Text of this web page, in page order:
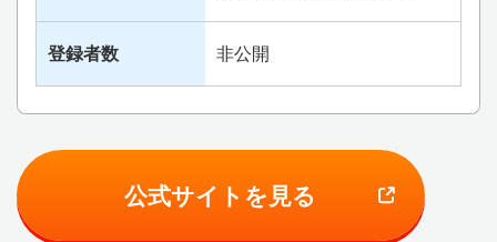
登録者数 非公開
公式サイトを見る